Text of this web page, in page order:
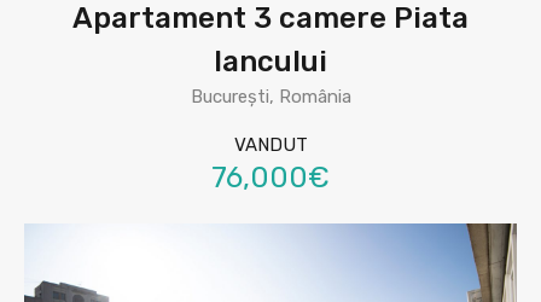
Apartament 3 camere Piata
Iancului
București, România
VANDUT
76,000€